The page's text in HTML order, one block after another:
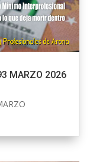
MARZO 2026